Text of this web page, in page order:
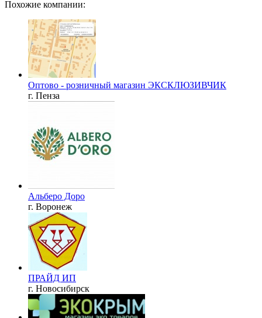
Похожие компании:
Оптово - розничный магазин ЭКСКЛЮЗИВЧИК
г. Пенза
Альберо Доро
г. Воронеж
ПРАЙД ИП
г. Новосибирск